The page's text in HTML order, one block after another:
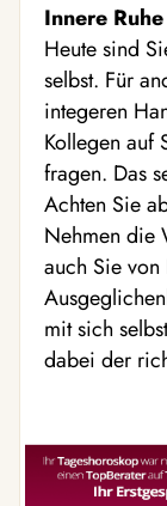
Innere Ruhe
Heute sind
selbst. Für
integeren
Kollegen auf
fragen. Das
Achten Sie
Nehmen die
auch Sie
mit sich
dabei der